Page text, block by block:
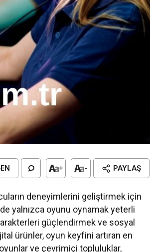
+ - PAYLAŞ
deneyimlerini geliştirmek için
yalnızca oyunu oynamak yeterli
güçlendirmek ve sosyal
ürünler, oyun keyfini artıran en
ve çevrimiçi topluluklar,